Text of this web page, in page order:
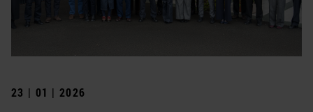
23 | 01 | 2026